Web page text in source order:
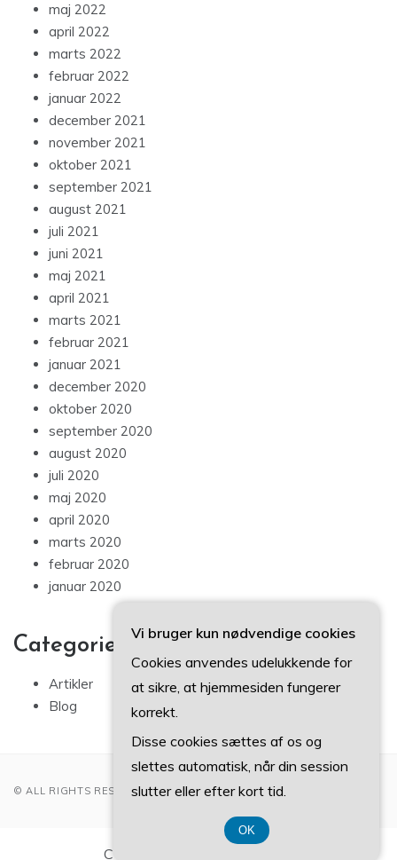
maj 2022
april 2022
marts 2022
februar 2022
januar 2022
december 2021
november 2021
oktober 2021
september 2021
august 2021
juli 2021
juni 2021
maj 2021
april 2021
marts 2021
februar 2021
januar 2021
december 2020
oktober 2020
september 2020
august 2020
juli 2020
maj 2020
april 2020
marts 2020
februar 2020
januar 2020
Categories
Artikler
Blog
© ALL RIGHTS RESERVED 2022
CVR-Nummer DK374 077 39
Vi bruger kun nødvendige cookies
Cookies anvendes udelukkende for
at sikre, at hjemmesiden fungerer
korrekt.
Disse cookies sættes af os og
slettes automatisk, når din session
slutter eller efter kort tid.
OK